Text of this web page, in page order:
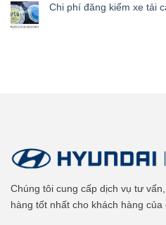
Chi phí đăng kiểm xe tải
Chúng tôi cung cấp dịch vụ tư
hàng tốt nhất cho khách hàng của